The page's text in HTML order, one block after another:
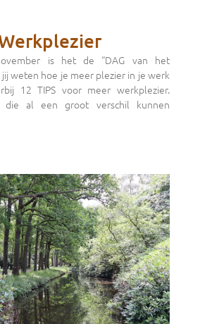
is het de “DAG van het
jij weten hoe je meer plezier in je werk
12 TIPS voor meer werkplezier.
die al een groot verschil kunnen